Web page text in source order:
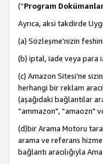
(“Program
Ayrıca, aksi takdirde
(a) Sözleşme’nizin
(b) iptal, iade veya para
(c) Amazon Sitesi’ne
herhangi bir reklam
(aşağıdaki bağlantılar
“ammazon", “amaozn"
(d)bir Arama Motoru
arama ve referans
bağlantı aracılığıyla